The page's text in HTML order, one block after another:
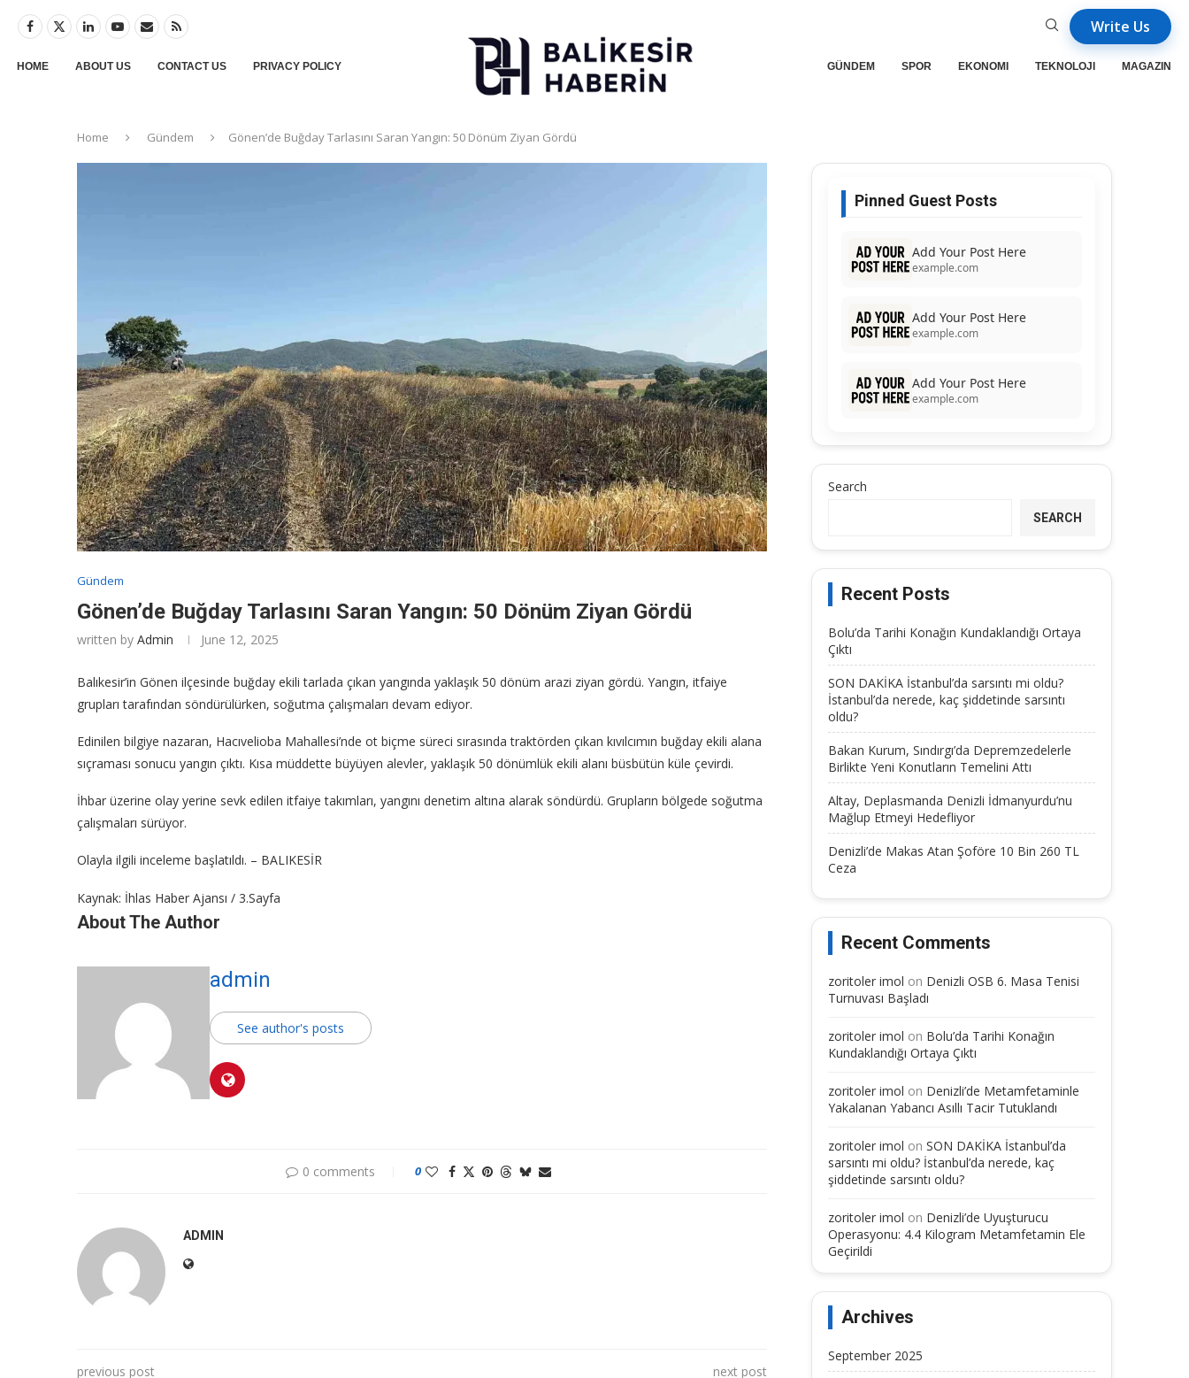
Write Us
HOME ABOUT US CONTACT US PRIVACY POLICY GÜNDEM SPOR EKONOMI TEKNOLOJI MAGAZIN
Home Gündem Gönen’de Buğday Tarlasını Saran Yangın: 50 Dönüm Ziyan Gördü
Gündem
Gönen’de Buğday Tarlasını Saran Yangın: 50 Dönüm Ziyan Gördü
written by Admin June 12, 2025
Balıkesir’in Gönen ilçesinde buğday ekili tarlada çıkan yangında yaklaşık 50 dönüm arazi ziyan gördü. Yangın, itfaiye
grupları tarafından söndürülürken, soğutma çalışmaları devam ediyor.
Edinilen bilgiye nazaran, Hacıvelioba Mahallesi’nde ot biçme süreci sırasında traktörden çıkan kıvılcımın buğday ekili alana
sıçraması sonucu yangın çıktı. Kısa müddette büyüyen alevler, yaklaşık 50 dönümlük ekili alanı büsbütün küle çevirdi.
İhbar üzerine olay yerine sevk edilen itfaiye takımları, yangını denetim altına alarak söndürdü. Grupların bölgede soğutma
çalışmaları sürüyor.
Olayla ilgili inceleme başlatıldı. – BALIKESİR
Kaynak: İhlas Haber Ajansı / 3.Sayfa
About The Author
admin
See author's posts
0 comments 0
ADMIN
previous post next post
Pinned Guest Posts
Add Your Post Here
example.com
Add Your Post Here
example.com
Add Your Post Here
example.com
Search
SEARCH
Recent Posts
Bolu’da Tarihi Konağın Kundaklandığı Ortaya
Çıktı
SON DAKİKA İstanbul’da sarsıntı mi oldu?
İstanbul’da nerede, kaç şiddetinde sarsıntı
oldu?
Bakan Kurum, Sındırgı’da Depremzedelerle
Birlikte Yeni Konutların Temelini Attı
Altay, Deplasmanda Denizli İdmanyurdu’nu
Mağlup Etmeyi Hedefliyor
Denizli’de Makas Atan Şoföre 10 Bin 260 TL
Ceza
Recent Comments
zoritoler imol on Denizli OSB 6. Masa Tenisi
Turnuvası Başladı
zoritoler imol on Bolu’da Tarihi Konağın
Kundaklandığı Ortaya Çıktı
zoritoler imol on Denizli’de Metamfetaminle
Yakalanan Yabancı Asıllı Tacir Tutuklandı
zoritoler imol on SON DAKİKA İstanbul’da
sarsıntı mi oldu? İstanbul’da nerede, kaç
şiddetinde sarsıntı oldu?
zoritoler imol on Denizli’de Uyuşturucu
Operasyonu: 4.4 Kilogram Metamfetamin Ele
Geçirildi
Archives
September 2025